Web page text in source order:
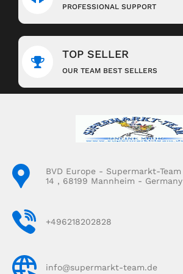
PROFESSIONAL SUPPORT
TOP SELLER
OUR TEAM BEST SELLERS
BVD Europe - Supermarkt-
14 , 68199 Mannheim - Germany
+496218202828
info@supermarkt-team.de